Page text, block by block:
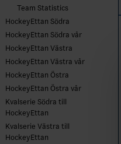
Team Statistics
HockeyEttan Södra
HockeyEttan Södra vår
HockeyEttan Västra
HockeyEttan Västra vår
HockeyEttan Östra
HockeyEttan Östra vår
Kvalserie Södra till
HockeyEttan
Kvalserie Västra till
HockeyEttan